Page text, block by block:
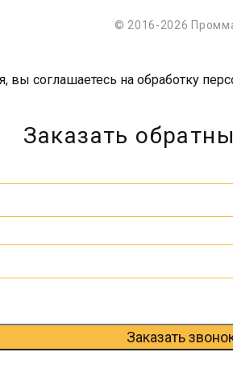
© 2016-2026
соглашаетесь на обработку
Заказать